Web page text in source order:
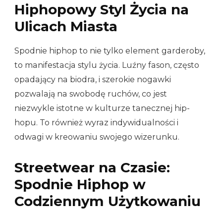
Hiphopowy Styl Życia na
Ulicach Miasta
Spodnie hiphop to nie tylko element garderoby,
to manifestacja stylu życia. Luźny fason, często
opadający na biodra, i szerokie nogawki
pozwalają na swobodę ruchów, co jest
niezwykle istotne w kulturze tanecznej hip-
hopu. To również wyraz indywidualności i
odwagi w kreowaniu swojego wizerunku.
Streetwear na Czasie:
Spodnie Hiphop w
Codziennym Użytkowaniu